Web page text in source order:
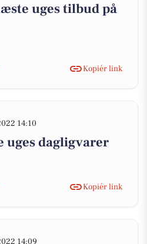
uges tilbud på
Kopiér link
14:10
uges dagligvarer
Kopiér link
14:09